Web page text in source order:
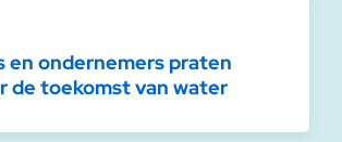
en ondernemers praten
de toekomst van water